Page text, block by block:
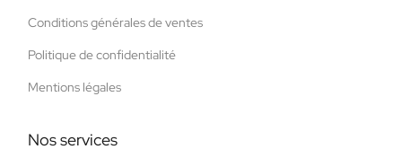
Conditions générales de ventes
Politique de confidentialité
Mentions légales
Nos services